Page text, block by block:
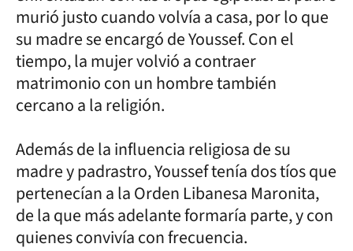
murió justo cuando volvía a casa, por lo que
su madre se encargó de Youssef. Con el
tiempo, la mujer volvió a contraer
matrimonio con un hombre también
cercano a la religión.
Además de la influencia religiosa de su
madre y padrastro, Youssef tenía dos tíos que
pertenecían a la Orden Libanesa Maronita,
de la que más adelante formaría parte, y con
quienes convivía con frecuencia.